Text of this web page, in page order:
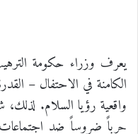
يعرف وزراء حكومة
الكامنة في الاحتفال –
واقعية رؤيا السلام.
حرباً ضروساً ضد اجتماعات